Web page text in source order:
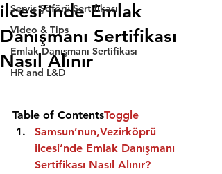
Servis Şöförü Sertifikası
Video & Tips
Emlak Danışmanı Sertifikası
HR and L&D
ilcesi’inde Emlak
Danışmanı Sertifikası
Nasıl Alınır
Table of ContentsToggle
Samsun’nun,Vezirköprü
ilcesi’nde Emlak Danışmanı
Sertifikası Nasıl Alınır?